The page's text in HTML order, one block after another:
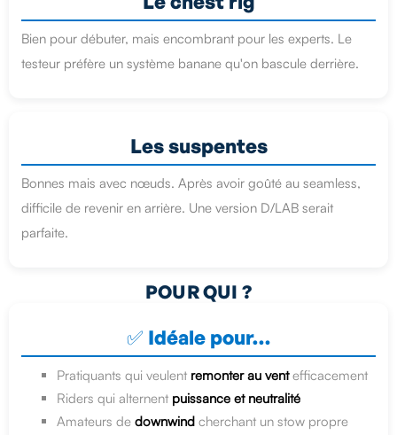
Bien pour débuter, mais encombrant pour les experts. Le
testeur préfère un système banane qu'on bascule derrière.
Les suspentes
Bonnes mais avec nœuds. Après avoir goûté au seamless,
difficile de revenir en arrière. Une version D/LAB serait
parfaite.
POUR QUI ?
✅ Idéale pour…
Pratiquants qui veulent remonter au ventefficacement
Riders qui alternent puissance et neutralité
Amateurs de downwind cherchant un stow propre